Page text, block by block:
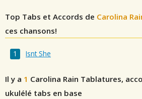
Top Tabs et Accords de Carolina
ces chansons!
Isnt She
Il y a 1 Carolina Rain Tablatures,
ukulélé tabs en base